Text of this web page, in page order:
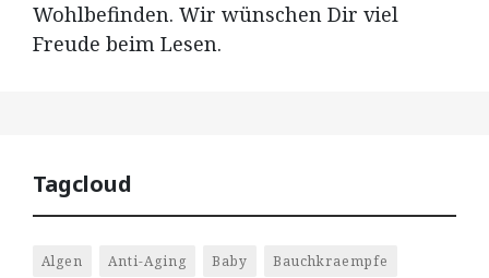
Wohlbefinden. Wir wünschen Dir viel
Freude beim Lesen.
Tagcloud
Algen Anti-Aging Baby Bauchkraempfe